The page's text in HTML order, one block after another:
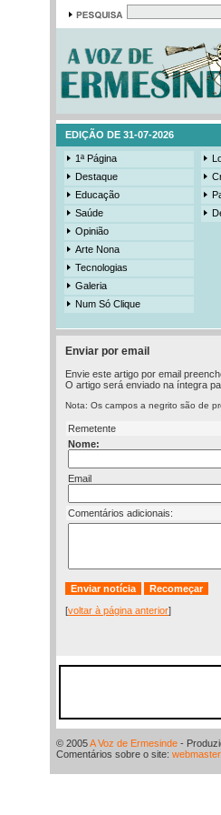
EDIÇÃO DE 31-07-2026
1ª Página
Destaque
Educação
Saúde
Opinião
Arte Nona
Tecnologias
Galeria
Num Só Clique
Enviar por email
Envie este artigo por email
O artigo será enviado na íntegra
Nota: Os campos a negrito são de
Remetente
Nome:
Email
Comentários adicionais:
[voltar à página anterior]
© 2005A Voz de Ermesinde -
Comentários sobre o site: